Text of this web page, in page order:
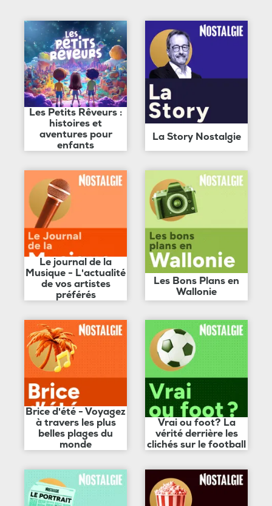
Les Petits Rêveurs :
histoires et
aventures pour
enfants
La Story Nostalgie
Le journal de la
Musique - L'actualité
de vos artistes
préférés
Les Bons Plans en
Wallonie
Brice d'été - Voyagez
à travers les plus
belles plages du
monde
Vrai ou foot? La
vérité derrière les
clichés sur le football